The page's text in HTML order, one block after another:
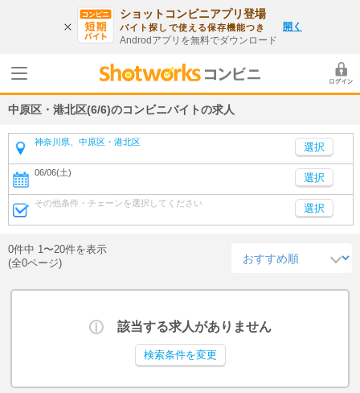
ショットコンビニアプリ登場
バイト探しで使える保存機能つき
Androdアプリを無料でダウンロード
開く
中原区・港北区(6/6)のコンビニバイトの求人
神奈川県、中原区・港北区
06/06(土) 選択
その他条件・チェーンを選択してください 選択
0件中 1〜20件を表示
(全0ページ)
該当する求人がありません
検索条件を変更